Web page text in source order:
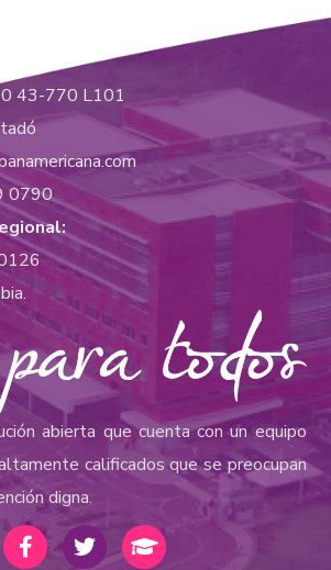
43-770 L101
0790
abierta que cuenta con un equipo
calificados que se preocupan
digna.